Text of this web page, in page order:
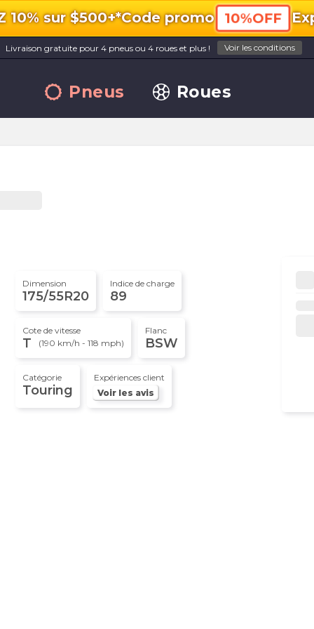
10% sur $500+*Code promo 10%OFF
Livraison gratuite pour 4 pneus ou 4 roues et plus ! Voir les conditions
Pneus Roues
Dimension
175/55R20
Indice de charge
89
Cote de vitesse
T (190 km/h - 118 mph)
Flanc
BSW
Catégorie
Touring
Expériences client
Voir les avis